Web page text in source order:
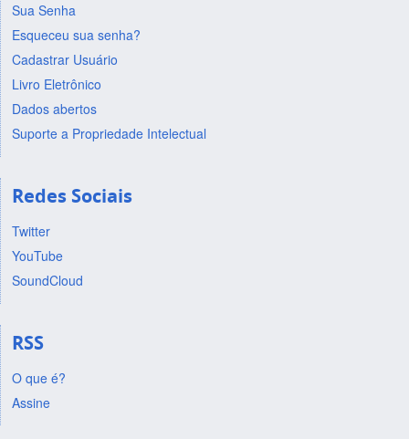
Sua Senha
Esqueceu sua senha?
Cadastrar Usuário
Livro Eletrônico
Dados abertos
Suporte a Propriedade Intelectual
Redes Sociais
Twitter
YouTube
SoundCloud
RSS
O que é?
Assine